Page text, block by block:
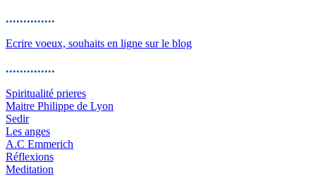
..............
Ecrire voeux, souhaits en ligne sur le blog
..............
Spiritualité prieres
Maitre Philippe de Lyon
Sedir
Les anges
A.C Emmerich
Réflexions
Meditation